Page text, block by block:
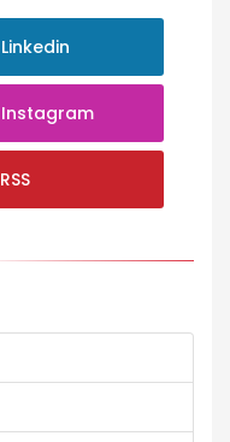
Linkedin
Instagram
RSS